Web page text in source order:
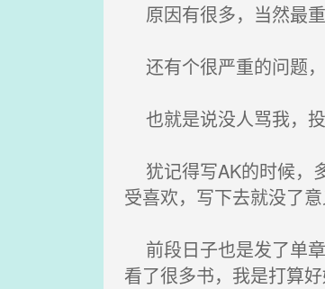
原因有很多，当然最
还有个很严重的问题
也就是说没人骂我，投
犹记得写AK的时候，
受喜欢，写下去就没了意
前段日子也是发了单
看了很多书，我是打算好